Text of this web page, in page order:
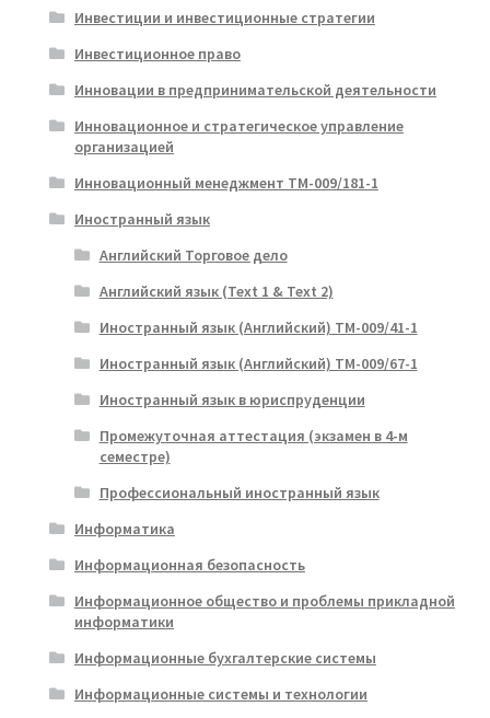
Инвестиции и инвестиционные стратегии
Инвестиционное право
Инновации в предпринимательской деятельности
Инновационное и стратегическое управление
организацией
Инновационный менеджмент ТМ-009/181-1
Иностранный язык
Английский Торговое дело
Английский язык (Text 1 & Text 2)
Иностранный язык (Английский) ТМ-009/41-1
Иностранный язык (Английский) ТМ-009/67-1
Иностранный язык в юриспруденции
Промежуточная аттестация (экзамен в 4-м
семестре)
Профессиональный иностранный язык
Информатика
Информационная безопасность
Информационное общество и проблемы прикладной
информатики
Информационные бухгалтерские системы
Информационные системы и технологии